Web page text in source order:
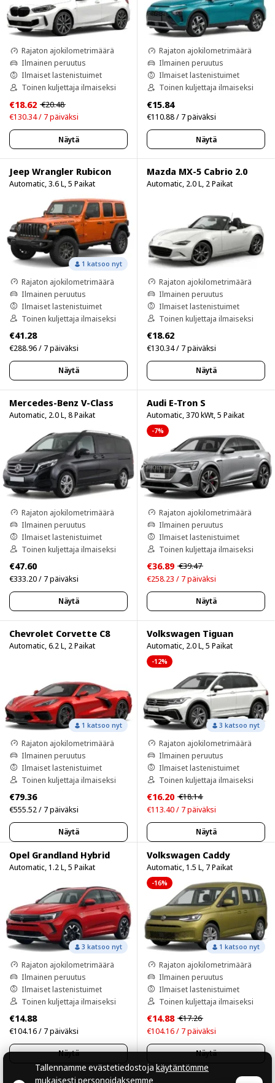
Rajaton ajokilometrimäärä
Ilmainen peruutus
Ilmaiset lastenistuimet
Toinen kuljettaja ilmaiseksi
€18.62 €20.48
€130.34 / 7 päiväksi
Näytä
Rajaton ajokilometrimäärä
Ilmainen peruutus
Ilmaiset lastenistuimet
Toinen kuljettaja ilmaiseksi
€15.84
€110.88 / 7 päiväksi
Näytä
Jeep Wrangler Rubicon
Automatic, 3.6 L, 5 Paikat
1 katsoo nyt
Rajaton ajokilometrimäärä
Ilmainen peruutus
Ilmaiset lastenistuimet
Toinen kuljettaja ilmaiseksi
€41.28
€288.96 / 7 päiväksi
Näytä
Mazda MX-5 Cabrio 2.0
Automatic, 2.0 L, 2 Paikat
Rajaton ajokilometrimäärä
Ilmainen peruutus
Ilmaiset lastenistuimet
Toinen kuljettaja ilmaiseksi
€18.62
€130.34 / 7 päiväksi
Näytä
Mercedes-Benz V-Class
Automatic, 2.0 L, 8 Paikat
Rajaton ajokilometrimäärä
Ilmainen peruutus
Ilmaiset lastenistuimet
Toinen kuljettaja ilmaiseksi
€47.60
€333.20 / 7 päiväksi
Näytä
Audi E-Tron S
Automatic, 370 kWt, 5 Paikat
-7%
Rajaton ajokilometrimäärä
Ilmainen peruutus
Ilmaiset lastenistuimet
Toinen kuljettaja ilmaiseksi
€36.89 €39.47
€258.23 / 7 päiväksi
Näytä
Chevrolet Corvette C8
Automatic, 6.2 L, 2 Paikat
1 katsoo nyt
Rajaton ajokilometrimäärä
Ilmainen peruutus
Ilmaiset lastenistuimet
Toinen kuljettaja ilmaiseksi
€79.36
€555.52 / 7 päiväksi
Näytä
Volkswagen Tiguan
Automatic, 2.0 L, 5 Paikat
-12%
3 katsoo nyt
Rajaton ajokilometrimäärä
Ilmainen peruutus
Ilmaiset lastenistuimet
Toinen kuljettaja ilmaiseksi
€16.20 €18.14
€113.40 / 7 päiväksi
Näytä
Opel Grandland Hybrid
Automatic, 1.2 L, 5 Paikat
3 katsoo nyt
Rajaton ajokilometrimäärä
Ilmainen peruutus
Ilmaiset lastenistuimet
Toinen kuljettaja ilmaiseksi
€14.88
€104.16 / 7 päiväksi
Näytä
Volkswagen Caddy
Automatic, 1.5 L, 7 Paikat
-16%
1 katsoo nyt
Rajaton ajokilometrimäärä
Ilmainen peruutus
Ilmaiset lastenistuimet
Toinen kuljettaja ilmaiseksi
€14.88 €17.26
€104.16 / 7 päiväksi
Näytä
Tallennamme evästetiedostojakäytäntömme
mukaisesti personoidaksemme